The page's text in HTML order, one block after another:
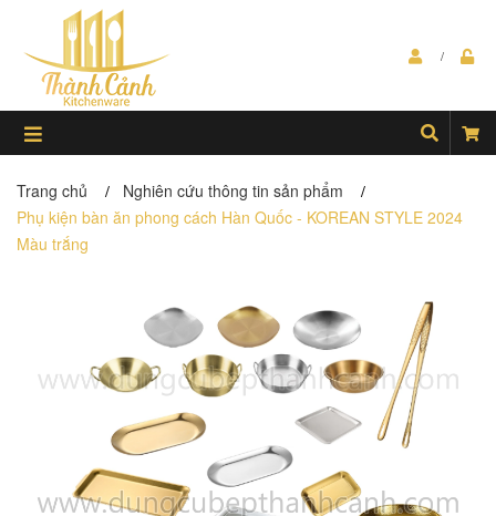
Trang chủ / Nghiên cứu thông tin sản phẩm /
Phụ kiện bàn ăn phong cách Hàn Quốc - KOREAN STYLE 2024
Màu trắng